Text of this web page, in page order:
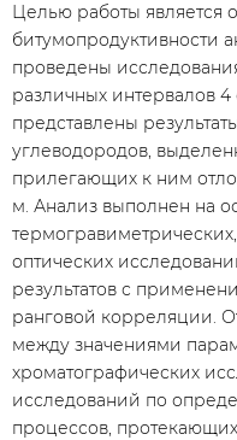
Целью работы является
битумопродуктивности
проведены
различных интервалов
представлены
углеводородов,
прилегающих к ним
м. Анализ выполнен на
оптических
результатов с
ранговой корреляции.
между значениями
хроматографических
исследований по
процессов,